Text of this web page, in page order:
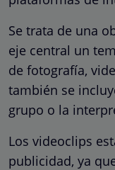
Se trata de una
eje central un
de fotografía,
también se
grupo o la
Los videoclips
publicidad, ya